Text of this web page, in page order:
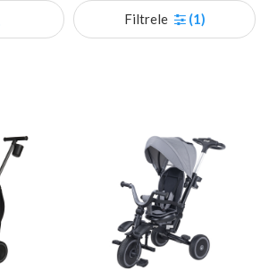
Filtrele (1)